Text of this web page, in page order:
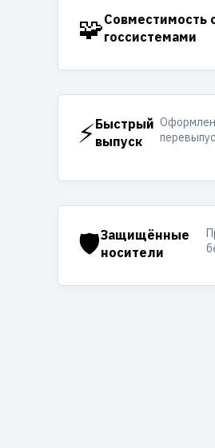
🧩Совместимость
госсистемами
⚡Быстрый
выпуск
🛡️Защищённые
носители